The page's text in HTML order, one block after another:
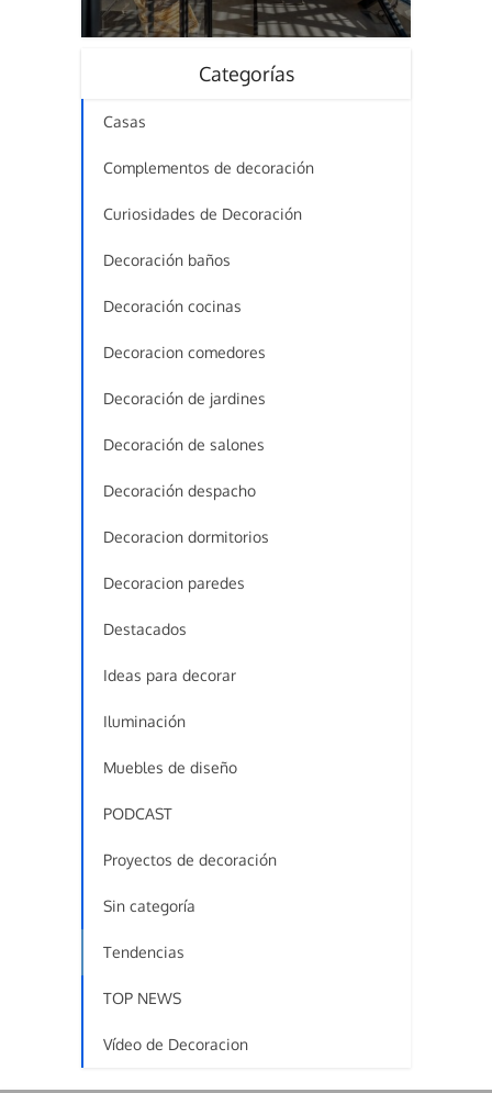
Categorías
Casas
Complementos de decoración
Curiosidades de Decoración
Decoración baños
Decoración cocinas
Decoracion comedores
Decoración de jardines
Decoración de salones
Decoración despacho
Decoracion dormitorios
Decoracion paredes
Destacados
Ideas para decorar
Iluminación
Muebles de diseño
PODCAST
Proyectos de decoración
Sin categoría
Tendencias
TOP NEWS
Vídeo de Decoracion